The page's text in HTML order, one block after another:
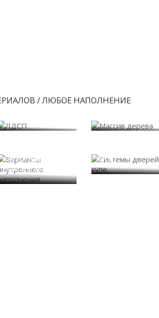
/ ЛЮБОЕ НАПОЛНЕНИЕ
внутреннего
наполнения
купе